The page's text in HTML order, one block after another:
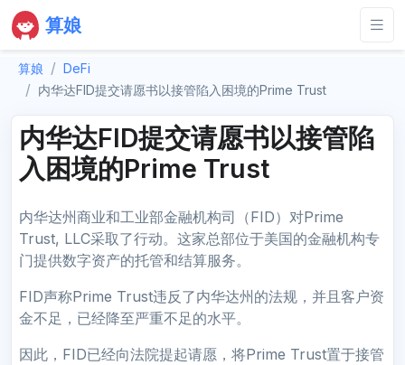
算娘
算娘
DeFi
内华达FID提交请愿书以接管陷入困境的Prime Trust
内华达FID提交请愿书以接管陷
入困境的Prime Trust
内华达州商业和工业部金融机构司（FID）对Prime
Trust, LLC采取了行动。这家总部位于美国的金融机构专
门提供数字资产的托管和结算服务。
FID声称Prime Trust违反了内华达州的法规，并且客户资
金不足，已经降至严重不足的水平。
因此，FID已经向法院提起请愿，将Prime Trust置于接管